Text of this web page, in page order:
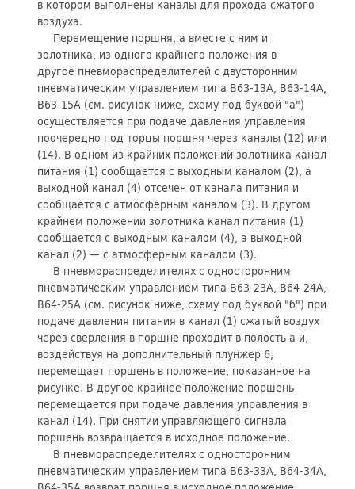
в котором выполнены каналы для прохода сжатого
воздуха.
Перемещение поршня, а вместе с ним и
золотника, из одного крайнего положения в
другое пневмораспределителей с двусторонним
пневматическим управлением типа В63-13А, В63-14А,
В63-15А (см. рисунок ниже, схему под буквой "а")
осуществляется при подаче давления управления
поочередно под торцы поршня через каналы (12) или
(14). В одном из крайних положений золотника канал
питания (1) сообщается с выходным каналом (2), а
выходной канал (4) отсечен от канала питания и
сообщается с атмосферным каналом (3). В другом
крайнем положении золотника канал питания (1)
сообщается с выходным каналом (4), а выходной
канал (2) — с атмосферным каналом (3).
В пневмораспределителях с односторонним
пневматическим управлением типа В63-23А, В64-24А,
В64-25А (см. рисунок ниже, схему под буквой "б") при
подаче давления питания в канал (1) сжатый воздух
через сверления в поршне проходит в полость а и,
воздействуя на дополнительный плунжер 6,
перемещает поршень в положение, показанное на
рисунке. В другое крайнее положение поршень
перемещается при подаче давления управления в
канал (14). При снятии управляющего сигнала
поршень возвращается в исходное положение.
В пневмораспределителях с односторонним
пневматическим управлением типа В63-33А, В64-34А,